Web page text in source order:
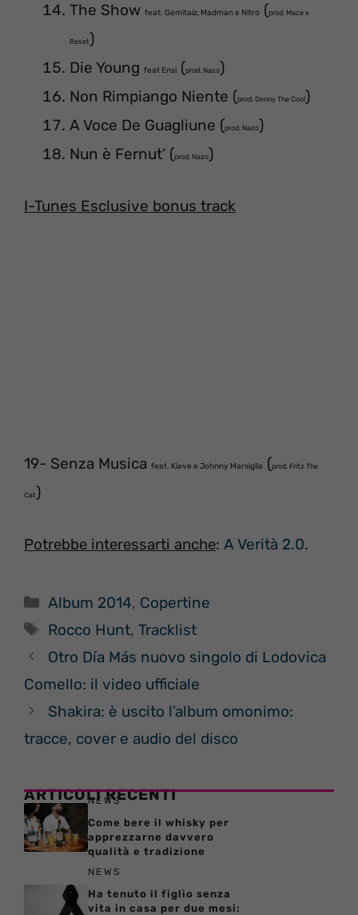
The Show feat. Gemitaiz, Madman e Nitro (prod. Mace x
Reset)
Die Young feat Ensi (prod. Nazo)
Non Rimpiango Niente (prod. Denny The Cool)
A Voce De Guagliune (prod. Nazo)
Nun è Fernut’ (prod. Nazo)
I-Tunes Esclusive bonus track
19- Senza Musica feat. Kiave e Johnny Marsiglia (prod. Fritz The
Cat)
Potrebbe interessarti anche: A Verità 2.0.
Categorie
Album 2014, Copertine
Tag
Rocco Hunt,Tracklist
Otro Día Más nuovo singolo di Lodovica
Comello: il video ufficiale
Shakira: è uscito l’album omonimo:
tracce, cover e audio del disco
ARTICOLI RECENTI
NEWS
Come bere il whisky per
apprezzarne davvero
qualità e tradizione
NEWS
Ha tenuto il figlio senza
vita in casa per due mesi: